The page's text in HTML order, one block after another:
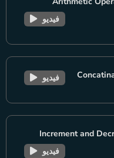
فيديو
فيديو
Increment and
فيديو